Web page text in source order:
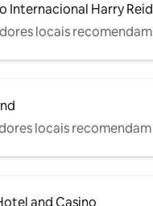
Internacional Harry Reid
locais recomendam
locais recomendam
and Casino